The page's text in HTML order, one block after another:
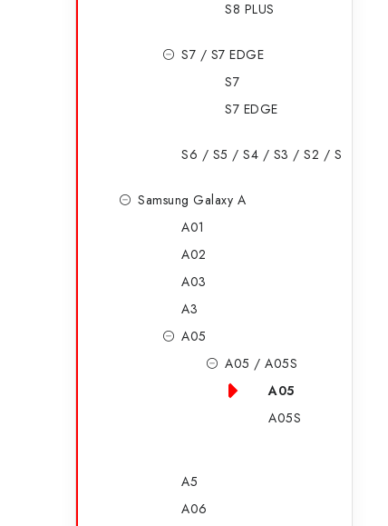
S8 PLUS
S7 / S7 EDGE
S7
S7 EDGE
S6 / S5 / S4 / S3 / S2 / S
Samsung Galaxy A
A01
A02
A03
A3
A05
A05 / A05S
A05
A05S
A5
A06